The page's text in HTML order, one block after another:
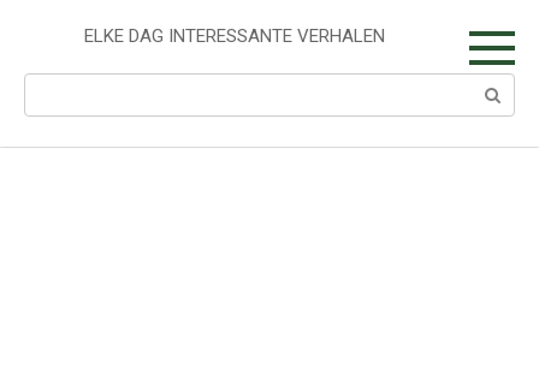
ELKE DAG INTERESSANTE VERHALEN
Search: